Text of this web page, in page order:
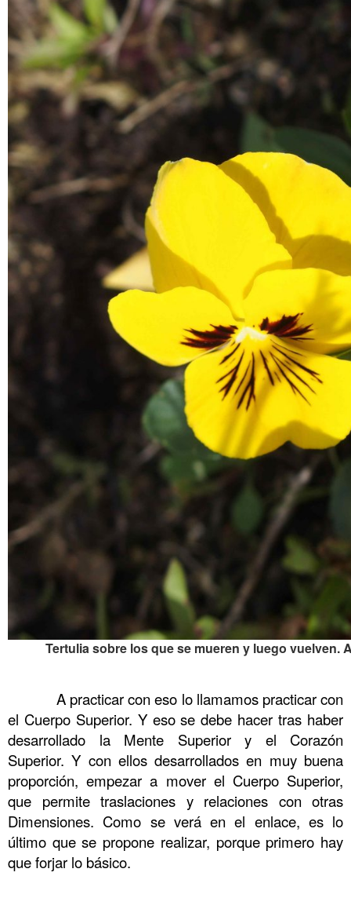
Tertulia sobre los que se mueren y luego vuelven.
A practicar con eso lo llamamos practicar con
el Cuerpo Superior. Y eso se debe hacer tras haber
desarrollado la Mente Superior y el Corazón
Superior. Y con ellos desarrollados en muy buena
proporción, empezar a mover el Cuerpo Superior,
que permite traslaciones y relaciones con otras
Dimensiones. Como se verá en el enlace, es lo
último que se propone realizar, porque primero hay
que forjar lo básico.